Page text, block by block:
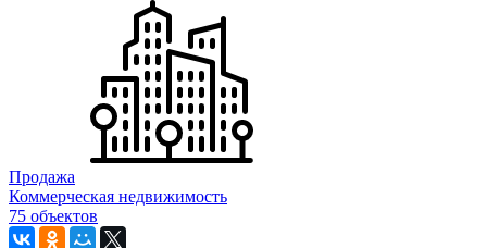
Продажа
Коммерческая недвижимость
75 объектов